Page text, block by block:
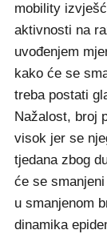
mobility
aktivnosti na
uvođenjem
kako će se
treba postati
Nažalost, broj
visok jer se
tjedana zbog
će se
u smanjenom
dinamika